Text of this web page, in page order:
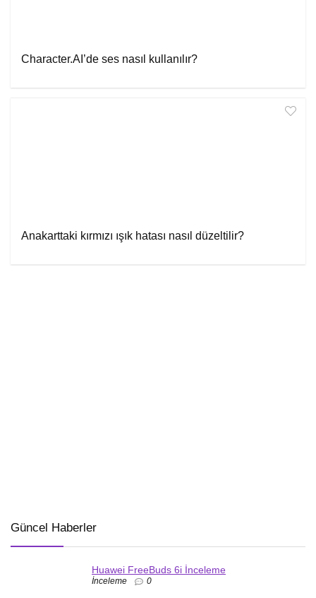
Character.AI’de ses nasıl kullanılır?
Anakarttaki kırmızı ışık hatası nasıl düzeltilir?
Güncel Haberler
Huawei FreeBuds 6i İnceleme
İnceleme 0